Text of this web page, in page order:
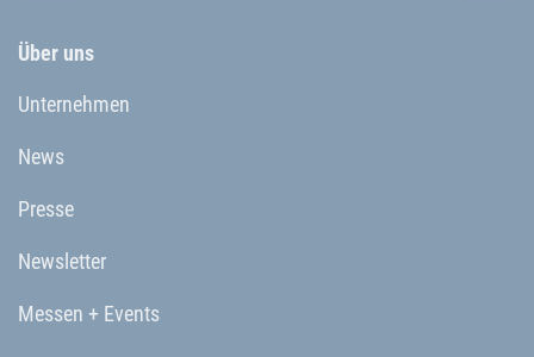
Über uns
Unternehmen
News
Presse
Newsletter
Messen + Events